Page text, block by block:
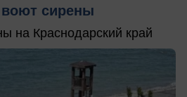
сирены
на Краснодарский край